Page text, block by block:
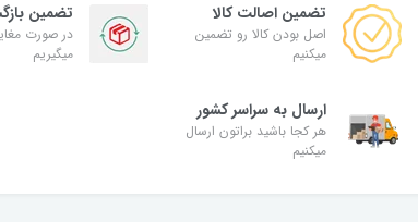
تضمین اصالت کالا
اصل بودن کالا رو تضمین
میکنیم
تضمین
در صورت
میگیریم
ارسال به سراسر کشور
هر کجا باشید براتون ارسال
میکنیم